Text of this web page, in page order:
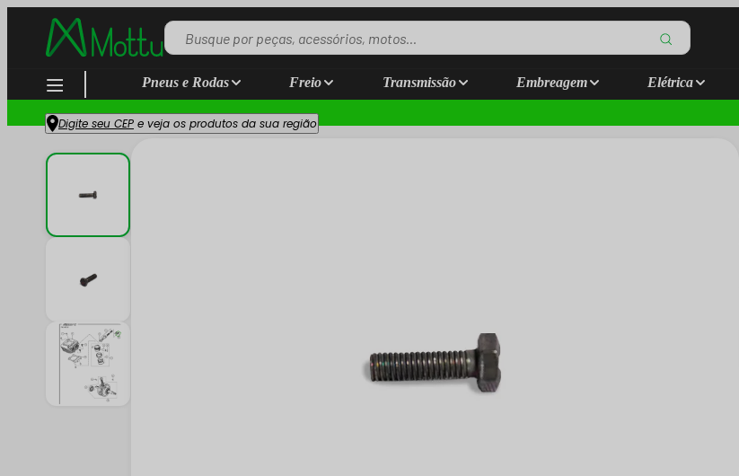
Pneus e Rodas Freio Transmissão Embreagem Elétrica
Digite seu CEP e veja os produtos da sua região